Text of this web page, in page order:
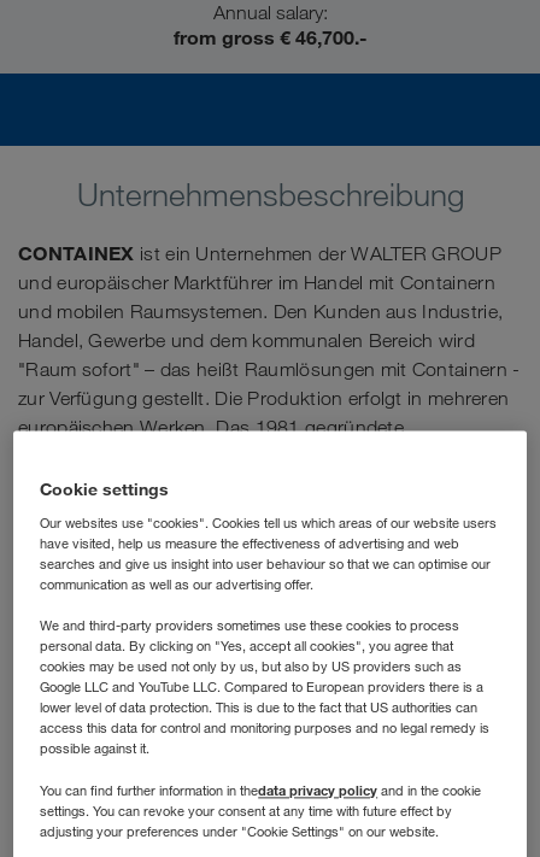
Annual salary:
from gross € 46,700.-
Unternehmensbeschreibung
CONTAINEX ist ein Unternehmen der WALTER GROUP
und europäischer Marktführer im Handel mit Containern
und mobilen Raumsystemen. Den Kunden aus Industrie,
Handel, Gewerbe und dem kommunalen Bereich wird
"Raum sofort" – das heißt Raumlösungen mit Containern -
zur Verfügung gestellt. Die Produktion erfolgt in mehreren
europäischen Werken. Das 1981 gegründete
traditionelle Werte mit einem modernen Management und
Expansionsgeist.
Als Junior Sales Manager (m/w/d) lernst du von den Profis,
hast die Möglichkeit, dich praxisnah deinen Stärken
entsprechend zu entwickeln und langfristig ein Profi im
Sales Management zu werden. Wir unterstützen dich
dabei!
Cookie settings
Our websites use "cookies". Cookies tell us which areas of our website users
have visited, help us measure the effectiveness of advertising and web
searches and give us insight into user behaviour so that we can optimise our
communication as well as our advertising offer.
We and third-party providers sometimes use these cookies to process
personal data. By clicking on "Yes, accept all cookies", you agree that
cookies may be used not only by us, but also by US providers such as
Google LLC and YouTube LLC. Compared to European providers there is a
lower level of data protection. This is due to the fact that US authorities can
access this data for control and monitoring purposes and no legal remedy is
possible against it.
You can find further information in thedata privacy policy and in the cookie
settings. You can revoke your consent at any time with future effect by
adjusting your preferences under "Cookie Settings" on our website.